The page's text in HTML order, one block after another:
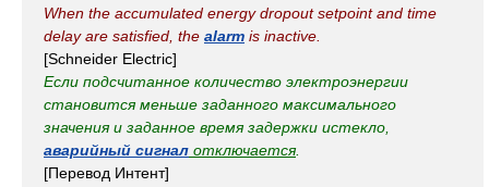
When the accumulated energy dropout setpoint and time
delay are satisfied, the alarm is inactive.
[Schneider Electric]
Если подсчитанное количество электроэнергии
становится меньше заданного максимального
значения и заданное время задержки истекло,
аварийный сигнал отключается.
[Перевод Интент]